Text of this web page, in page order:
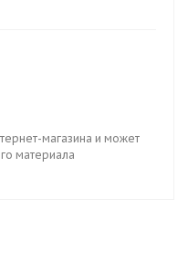
магазина и может
материала